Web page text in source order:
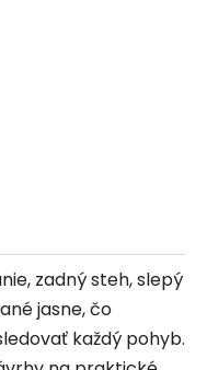
zadný steh, slepý
jasne, čo
každý pohyb.